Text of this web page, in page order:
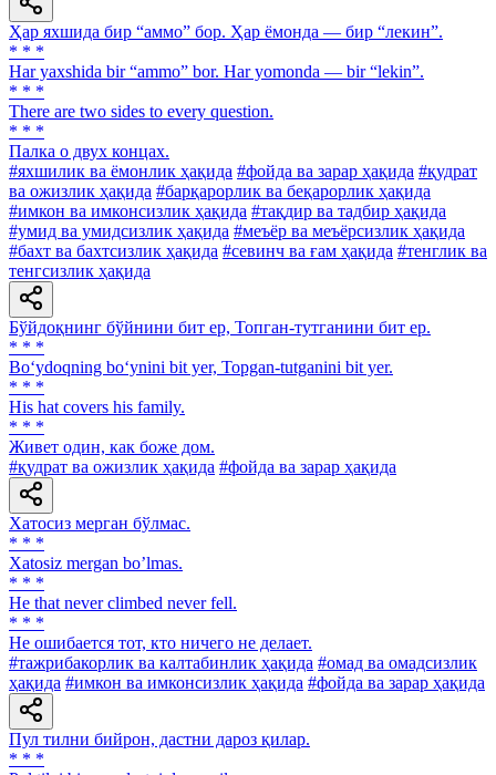
Ҳар яхшида бир “аммо” бор. Ҳар ёмонда — бир “лекин”.
* * *
Har yaxshida bir “ammo” bor. Har yomonda — bir “lekin”.
* * *
There are two sides to every question.
* * *
Палка о двух концах.
#яхшилик ва ёмонлик ҳақида #фойда ва зарар ҳақида #қудрат
ва ожизлик ҳақида #барқарорлик ва беқарорлик ҳақида
#имкон ва имконсизлик ҳақида #тақдир ва тадбир ҳақида
#умид ва умидсизлик ҳақида #меъёр ва меъёрсизлик ҳақида
#бахт ва бахтсизлик ҳақида #севинч ва ғам ҳақида #тенглик ва
тенгсизлик ҳақида
Бўйдоқнинг бўйнини бит ер, Топган-тутганини бит ер.
* * *
Bo‘ydoqning bo‘ynini bit yer, Topgan-tutganini bit yer.
* * *
His hat covers his family.
* * *
Живет один, как боже дом.
#қудрат ва ожизлик ҳақида #фойда ва зарар ҳақида
Хатосиз мерган бўлмас.
* * *
Xatosiz mergan boʼlmas.
* * *
He that never climbed never fell.
* * *
He ошибается тот, кто ничего не делает.
#тажрибакорлик ва калтабинлик ҳақида #омад ва омадсизлик
ҳақида #имкон ва имконсизлик ҳақида #фойда ва зарар ҳақида
Пул тилни бийрон, дастни дароз қилар.
* * *